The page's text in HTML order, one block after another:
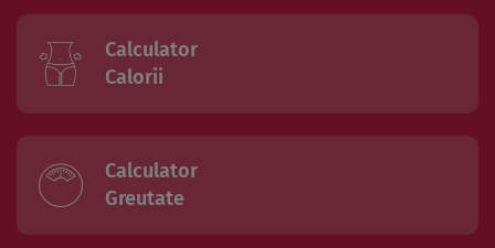
Calculator
Calorii
Calculator
Greutate